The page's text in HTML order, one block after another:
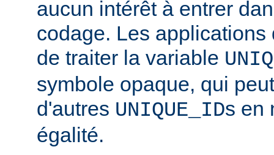
aucun intérêt à entrer
codage. Les
de traiter la variable
symbole opaque, qui
d'autres UNIQUE_IDs en
égalité.